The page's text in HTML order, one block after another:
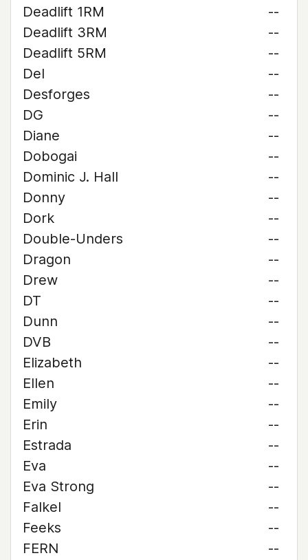
Deadlift 1RM
--
Deadlift 3RM
--
Deadlift 5RM
--
Del
--
Desforges
--
DG
--
Diane
--
Dobogai
--
Dominic J. Hall
--
Donny
--
Dork
--
Double-Unders
--
Dragon
--
Drew
--
DT
--
Dunn
--
DVB
--
Elizabeth
--
Ellen
--
Emily
--
Erin
--
Estrada
--
Eva
--
Eva Strong
--
Falkel
--
Feeks
--
FERN
--